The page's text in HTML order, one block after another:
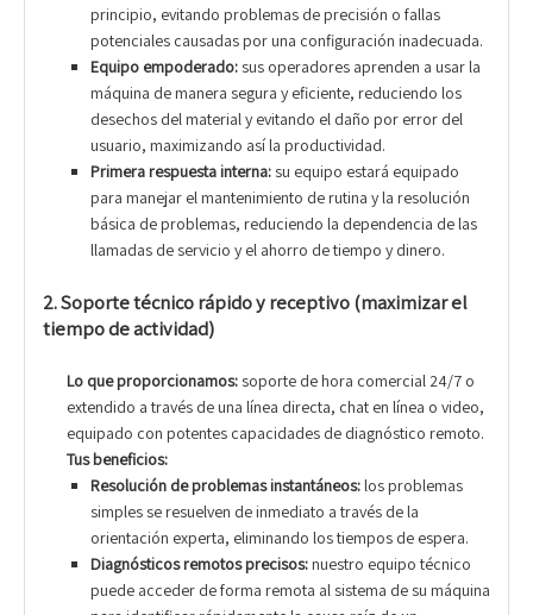
principio, evitando problemas de precisión o fallas
potenciales causadas por una configuración inadecuada.
Equipo empoderado:sus operadores aprenden a usar la
máquina de manera segura y eficiente, reduciendo los
desechos del material y evitando el daño por error del
usuario, maximizando así la productividad.
Primera respuesta interna:su equipo estará equipado
para manejar el mantenimiento de rutina y la resolución
básica de problemas, reduciendo la dependencia de las
llamadas de servicio y el ahorro de tiempo y dinero.
2. Soporte técnico rápido y receptivo (maximizar el
tiempo de actividad)
Lo que proporcionamos:soporte de hora comercial 24/7 o
extendido a través de una línea directa, chat en línea o video,
equipado con potentes capacidades de diagnóstico remoto.
Tus beneficios:
Resolución de problemas instantáneos: los problemas
simples se resuelven de inmediato a través de la
orientación experta, eliminando los tiempos de espera.
Diagnósticos remotos precisos: nuestro equipo técnico
puede acceder de forma remota al sistema de su máquina